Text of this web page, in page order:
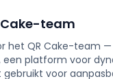
Cake-team
het QR Cake-team
een platform voor
voor